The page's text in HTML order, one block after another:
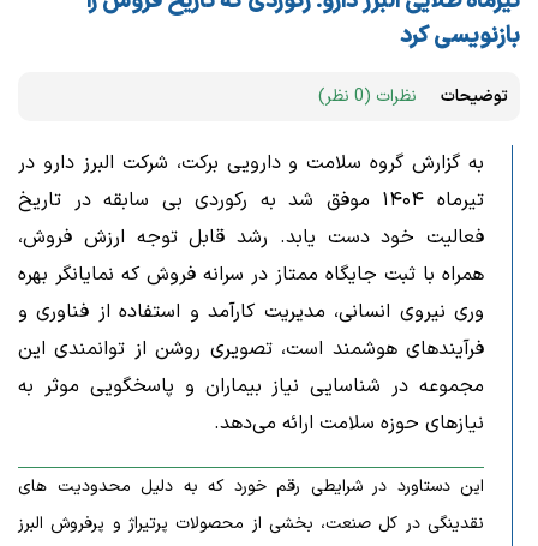
بازنویسی کرد
توضیحات نظرات (0 نظر)
به گزارش گروه سلامت و دارویی برکت، شرکت البرز دارو در
تیرماه ۱۴۰۴ موفق شد به رکوردی بی‌ سابقه در تاریخ
فعالیت خود دست یابد. رشد قابل توجه ارزش فروش،
همراه با ثبت جایگاه ممتاز در سرانه فروش که نمایانگر بهره
‌وری نیروی انسانی، مدیریت کارآمد و استفاده از فناوری و
فرآیندهای هوشمند است، تصویری روشن از توانمندی این
مجموعه در شناسایی نیاز بیماران و پاسخگویی موثر به
نیازهای حوزه سلامت ارائه می‌دهد.
این دستاورد در شرایطی رقم خورد که به دلیل محدودیت ‌های
نقدینگی در کل صنعت، بخشی از محصولات پرتیراژ و پرفروش البرز